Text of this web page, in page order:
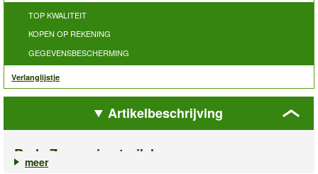
TOP KWALITEIT
KOPEN OP REKENING
GEGEVENSBESCHERMING
Verlanglijstje
Artikelbeschrijving
Rode Zomerpierstruik haag
meer